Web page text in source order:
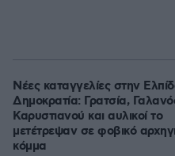
Νέες καταγγελίες στην
Δημοκρατία: Γρατσία,
Καρυστιανού και αυλικοί το
μετέτρεψαν σε φοβικό
κόμμα